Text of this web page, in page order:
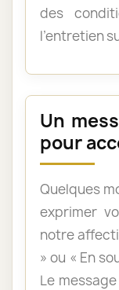
des
l’entretien
Un
pour
Quelques
exprimer
notre
» ou « En
Le